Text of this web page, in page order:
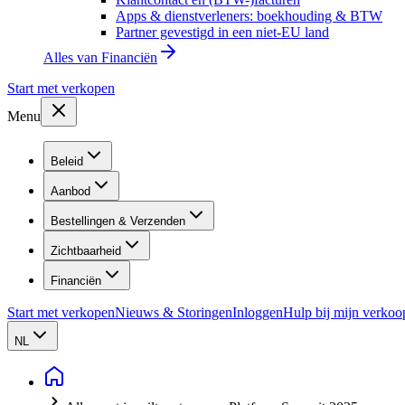
Apps & dienstverleners: boekhouding & BTW
Partner gevestigd in een niet-EU land
Alles van Financiën
Start met verkopen
Menu
Beleid
Aanbod
Bestellingen & Verzenden
Zichtbaarheid
Financiën
Start met verkopenNieuws & StoringenInloggenHulp bij mijn
NL